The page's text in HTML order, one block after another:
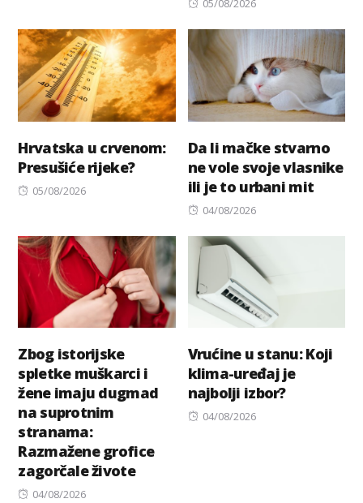
05/08/2026
Hrvatska u crvenom:
Presušiće rijeke?
Posted
05/08/2026
Da li mačke stvarno
ne vole svoje vlasnike
ili je to urbani mit
Posted
04/08/2026
Zbog istorijske
spletke muškarci i
žene imaju dugmad
na suprotnim
stranama:
Razmažene grofice
zagorčale živote
Posted
04/08/2026
Vrućine u stanu: Koji
klima-uređaj je
najbolji izbor?
Posted
04/08/2026